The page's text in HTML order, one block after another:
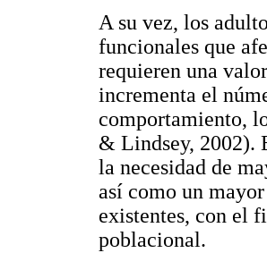
A su vez, los
funcionales que
requieren una
incrementa el
comportamiento,
& Lindsey, 2002).
la necesidad de
así como un
existentes, con el
poblacional.